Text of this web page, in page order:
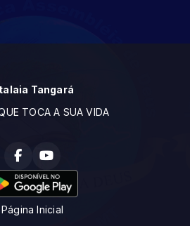
Tangará
TOCA A SUA VIDA
Página Inicial